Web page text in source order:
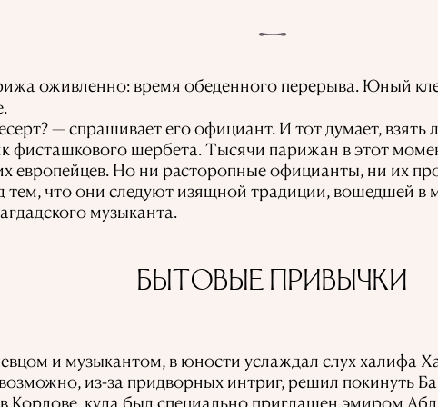
оживленно: время обеденного перерыва. Юный
— спрашивает его официант. И тот думает, взять
фисташкового шербета. Тысячи парижан в этот
европейцев. Но ни расторопные официанты, ни их
тем, что они следуют изящной традиции, вошедшей в
музыканта.
БЫТОВЫЕ ПРИВЫЧКИ
и музыкантом, в юности услаждал слух халифа
из-за придворных интриг, решил покинуть
Кордове, куда был специально приглашен эмиром